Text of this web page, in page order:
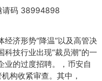
请码 38994898
济形势“降温”以及高管决
技行业出现“裁员潮”的一
业的过度招聘。，币安自
构收紧审查。其中，